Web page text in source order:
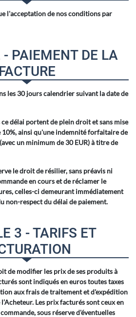
l'acceptation de nos conditions par
PAIEMENT DE LA
FACTURE
les 30 jours calendrier suivant la date de
ce délai portent de plein droit et sans mise
ainsi qu'une indemnité forfaitaire de
un minimum de 30 EUR) à titre de
le droit de résilier, sans préavis ni
en cours et de réclamer le
celles-ci demeurant immédiatement
non-respect du délai de paiement.
3 - TARIFS ET
de modifier les prix de ses produits à
sont indiqués en euros toutes taxes
aux frais de traitement et d'expédition
Les prix facturés sont ceux en
sous réserve d'éventuelles